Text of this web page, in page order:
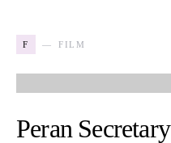
F FILM
Peran